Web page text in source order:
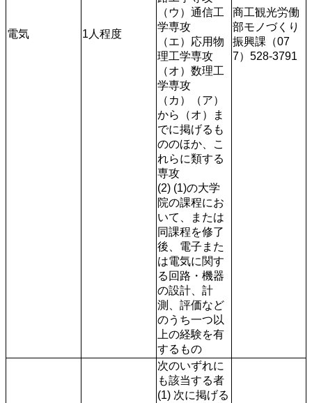
電気 1人程度
（ウ）通信工
学専攻
（エ）応用物
理工学専攻
（オ）数理工
学専攻
（カ）（ア）
から（オ）ま
でに掲げるも
ののほか、こ
れらに類する
専攻
(2) (1)の大学
院の課程にお
いて、または
同課程を修了
後、電子また
は電気に関す
る回路・機器
の設計、計
測、評価など
のうち一つ以
上の経験を有
するもの
商工観光労働
部モノづくり
振興課（07
7）528-3791
次のいずれに
も該当する者
(1) 次に掲げる